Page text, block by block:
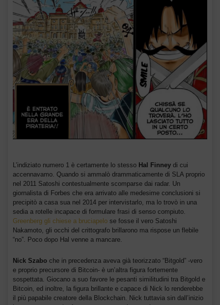
L’indiziato numero 1 è certamente lo stesso Hal Finney di cui
accennavamo. Quando si ammalò drammaticamente di SLA proprio
nel 2011 Satoshi contestualmente scomparse dai radar. Un
giornalista di Forbes che era arrivato alle medesime conclusioni si
precipitò a casa sua nel 2014 per intervistarlo, ma lo trovò in una
sedia a rotelle incapace di formulare frasi di senso compiuto.
Greenberg gli chiese a bruciapelo se fosse il vero Satoshi
Nakamoto, gli occhi del crittografo brillarono ma rispose un flebile
“no”. Poco dopo Hal venne a mancare.
Nick Szabo che in precedenza aveva già teorizzato “Bitgold” -vero
e proprio precursore di Bitcoin- è un’altra figura fortemente
sospettata. Giocano a suo favore le pesanti similitudini tra Bitgold e
Bitcoin, ed inoltre, la figura brillante e capace di Nick lo renderebbe
il più papabile creatore della Blockchain. Nick tuttavia sin dall’inizio